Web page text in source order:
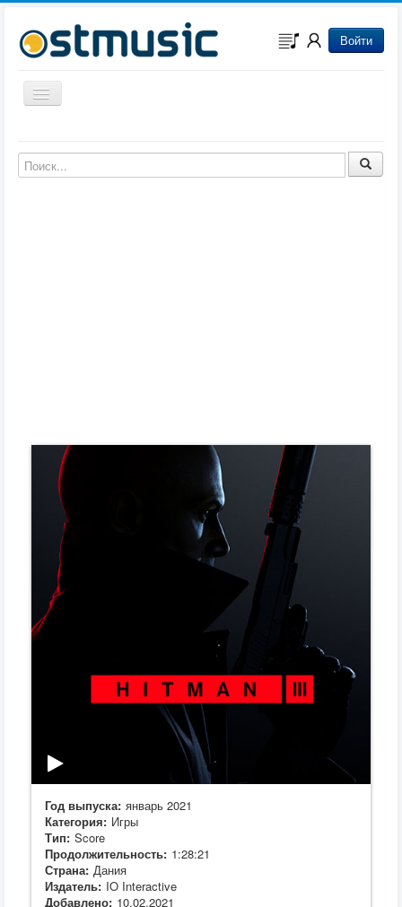
Войти
Включить/выключить навигацию
Музыка из мультфильмов
Музыка из сериалов
Год выпуска: январь 2021
Категория: Игры
Тип: Score
Продолжительность: 1:28:21
Страна: Дания
Издатель: IO Interactive
Добавлено: 10.02.2021